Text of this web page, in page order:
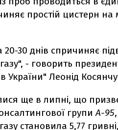
простій цистерн
30 днів спричиняє
- говорить
України" Леонід
ще в липні, що
групиА-95
становила 5,77